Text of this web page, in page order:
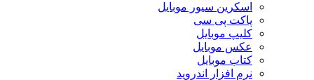
اسکرین سیور موبایل
پاکت پی سی
کلیپ موبایل
عکس موبایل
کتاب موبایل
نرم افزار اندروید